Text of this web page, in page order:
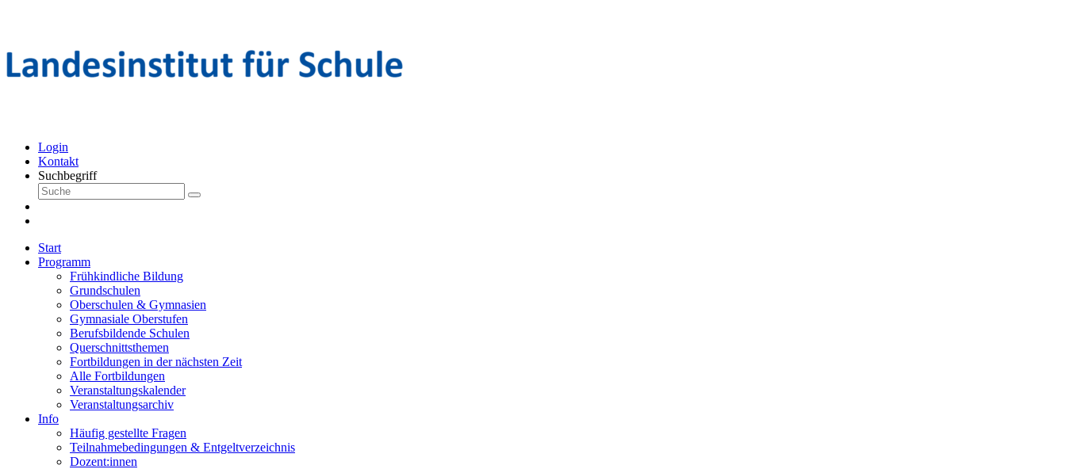
Login
Kontakt
Suchbegriff
Start
Programm
Frühkindliche Bildung
Grundschulen
Oberschulen & Gymnasien
Gymnasiale Oberstufen
Berufsbildende Schulen
Querschnittsthemen
Fortbildungen in der nächsten Zeit
Alle Fortbildungen
Veranstaltungskalender
Veranstaltungsarchiv
Info
Häufig gestellte Fragen
Teilnahmebedingungen & Entgeltverzeichnis
Dozent:innen